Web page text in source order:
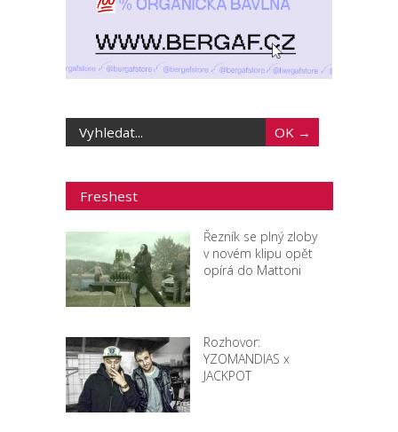
Freshest
Řezník se plný zloby
v novém klipu opět
opírá do Mattoni
Rozhovor:
YZOMANDIAS x
JACKPOT